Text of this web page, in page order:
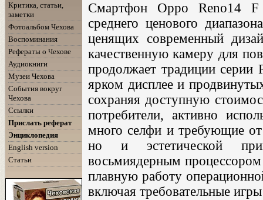
Критика, статьи,
заметки
Фотоальбом Чехова
Воспоминания
Рефераты о Чехове
Аудиокниги
Музеи Чехова
События вокруг
Чехова
Ссылки
Прислать реферат
Энциклопедия
English version
Статьи
Смартфон Oppo Reno14 F
среднего ценового
ценящих современный
качественную камеру для
продолжает традиции серии
ярком дисплее и
сохраняя доступную
потребители, активно
много селфи и требующие от
но и эстетической
восьмиядерным
плавную работу
включая требовательные